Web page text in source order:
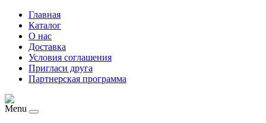
Главная
Каталог
О нас
Доставка
Условия соглашения
Пригласи друга
Партнерская программа
Menu